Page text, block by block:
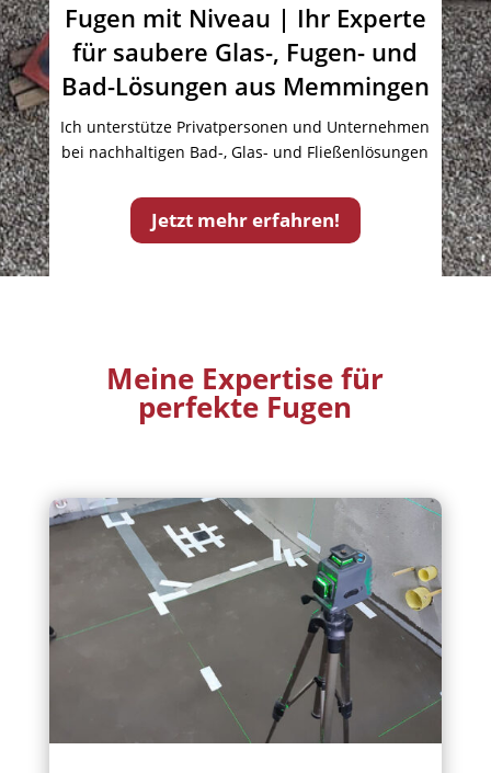
Fugen mit Niveau | Ihr Experte
für saubere Glas-, Fugen- und
Bad-Lösungen aus Memmingen
Ich unterstütze Privatpersonen und Unternehmen
bei nachhaltigen Bad-, Glas- und Fließenlösungen
Jetzt mehr erfahren!
Meine Expertise für
perfekte Fugen